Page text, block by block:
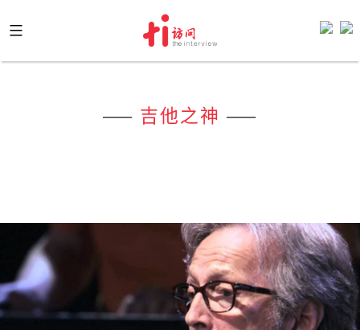
to
content
—— 吉他之神 ——